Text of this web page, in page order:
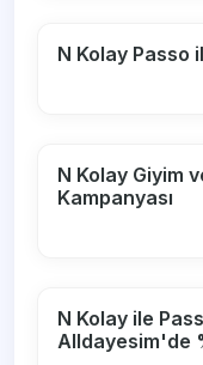
N Kolay Passo
N Kolay Giyim
Kampanyası
N Kolay ile
Alldayesim'de